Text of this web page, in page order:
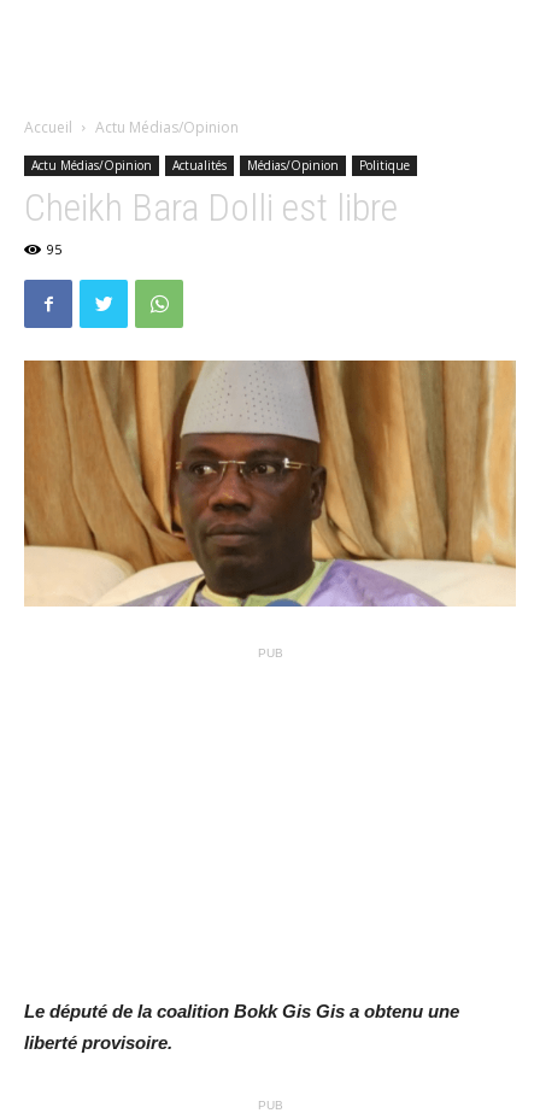
Accueil Actu Médias/Opinion
Actu Médias/Opinion Actualités Médias/Opinion Politique
Cheikh Bara Dolli est libre
95
PUB
Le député de la coalition Bokk Gis Gis a obtenu une
liberté provisoire.
PUB